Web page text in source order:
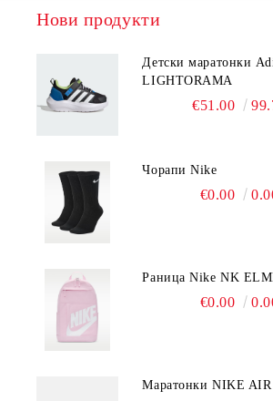
Нови продукти
Детски маратонки
LIGHTORAMA
€51.00
Чорапи Nike
€0.00
Раница Nike NK
€0.00
Mаратонки NIKE